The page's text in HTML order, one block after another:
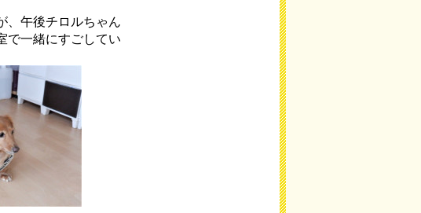
、午後チロルちゃん
で一緒にすごしてい